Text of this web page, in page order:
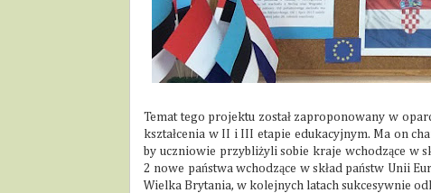
Temat tego projektu został zaproponowany w
kształcenia w II i III etapie edukacyjnym. Ma on
by uczniowie przybliżyli sobie kraje wchodzące w
2 nowe państwa wchodzące w skład państw Unii
Wielka Brytania, w kolejnych latach sukcesywnie